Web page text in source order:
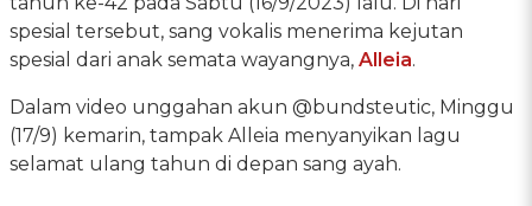
spesial tersebut, sang vokalis menerima kejutan
spesial dari anak semata wayangnya, Alleia.
Dalam video unggahan akun @bundsteutic, Minggu
(17/9) kemarin, tampak Alleia menyanyikan lagu
selamat ulang tahun di depan sang ayah.